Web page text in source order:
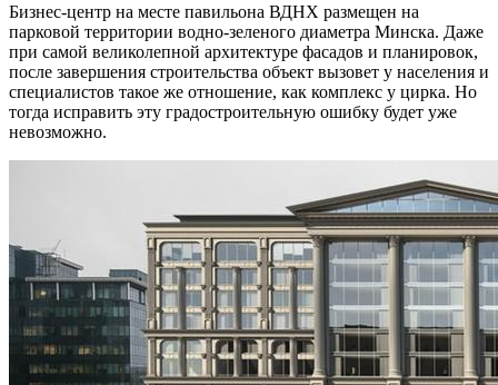
Бизнес-центр на месте павильона ВДНХ размещен на
парковой территории водно-зеленого диаметра Минска. Даже
при самой великолепной архитектуре фасадов и планировок,
после завершения строительства объект вызовет у населения и
специалистов такое же отношение, как комплекс у цирка. Но
тогда исправить эту градостроительную ошибку будет уже
невозможно.